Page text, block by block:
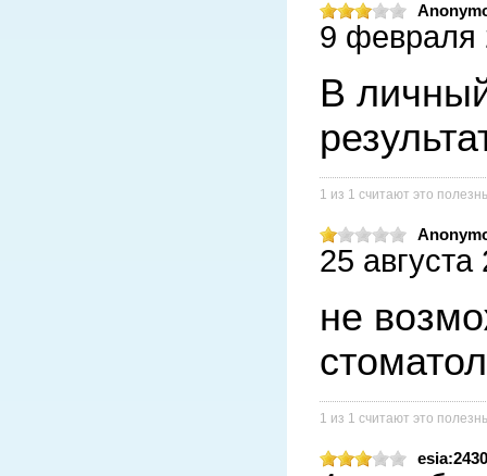
9 февраля
В
1 из 1 считают это
25 августа
не
1 из 1 считают это